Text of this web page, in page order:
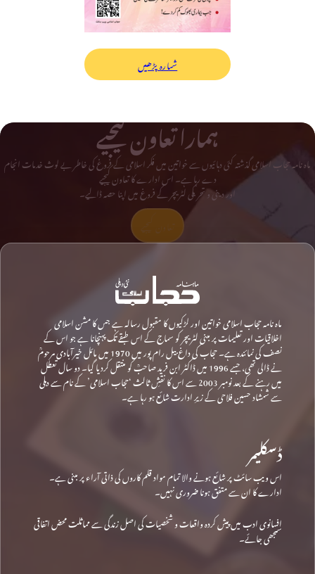
شمارہ پڑھیں
ہمارا تعاون کیجیے
ماہ نامہ حجاب اسلامی گذشتہ کئی دہائیوں سے خواتین میں فکر اسلامی کے فروغ کی خاطر بے لوث خدمات انجام
دے رہا ہے۔ اس ادارے کا تعاون کیجیے
اور دینی و تحریکی لٹریچر کے فروغ میں اپنا حصہ ڈالیے۔
ماہ نامہ حجاب اسلامی خواتین اور لڑکیوں کا مقبول رسالہ ہے جس کا مشن اسلامی
اخلاقیات اور تعلیمات پر مبنی لٹریچر کو سماج کے اس طبقے تک پہنچانا ہے جو اس کے
نصف کی نمائندہ ہے۔ حجاب کی داغ بیل رام پور میں 1970 میں مائل خیرآبادی مرحومؒ
نے ڈالی تھی، جسے 1996 میں ڈاکٹر ابن فرید صاحبؒ کو منتقل کردیا گیا۔ دو سال تعطل
میں رہنے کے بعد نومبر 2003 سے اس کا نقشِ ثالث ‘حجاب اسلامی’ کے نام سے دہلی
سے شمشاد حسین فلاحی کے زیرِ ادارت شائع ہو رہا ہے۔
ڈسکلیمر
اس ویب سائٹ پر شائع ہونے والا تمام مواد قلم کاروں کی ذاتی آراء پر مبنی ہے۔
ادارے کا ان سے متفق ہونا ضروری نہیں۔
افسانوی ادب میں پیش کردہ واقعات و شخصیات کی اصل زندگی سے مماثلت محض اتفاقی
سمجھی جائے۔